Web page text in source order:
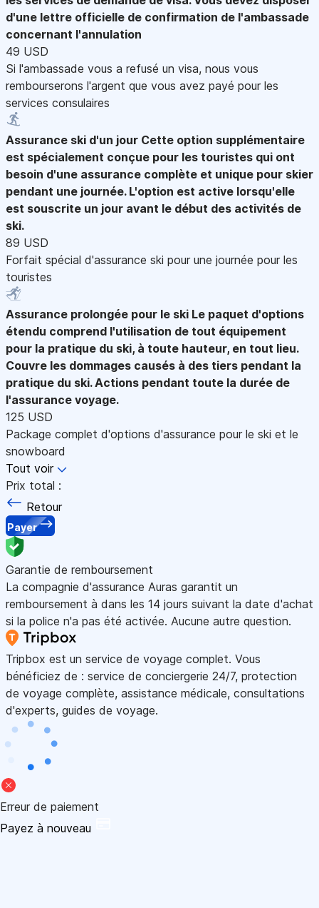
d'une lettre officielle de confirmation de l'ambassade
concernant l'annulation
49 USD
Si l'ambassade vous a refusé un visa, nous vous
rembourserons l'argent que vous avez payé pour les
services consulaires
Assurance ski d'un jour Cette option supplémentaire
est spécialement conçue pour les touristes qui ont
besoin d'une assurance complète et unique pour skier
pendant une journée. L'option est active lorsqu'elle
est souscrite un jour avant le début des activités de
ski.
89 USD
Forfait spécial d'assurance ski pour une journée pour les
touristes
Assurance prolongée pour le ski Le paquet d'options
étendu comprend l'utilisation de tout équipement
pour la pratique du ski, à toute hauteur, en tout lieu.
Couvre les dommages causés à des tiers pendant la
pratique du ski. Actions pendant toute la durée de
l'assurance voyage.
125 USD
Package complet d'options d'assurance pour le ski et le
snowboard
Tout voir
Prix total :
Retour
Payer
Garantie de remboursement
La compagnie d'assurance Auras garantit un
remboursement à dans les 14 jours suivant la date d'achat
si la police n'a pas été activée. Aucune autre question.
Tripbox est un service de voyage complet. Vous
bénéficiez de : service de conciergerie 24/7, protection
de voyage complète, assistance médicale, consultations
d'experts, guides de voyage.
Erreur de paiement
Payez à nouveau